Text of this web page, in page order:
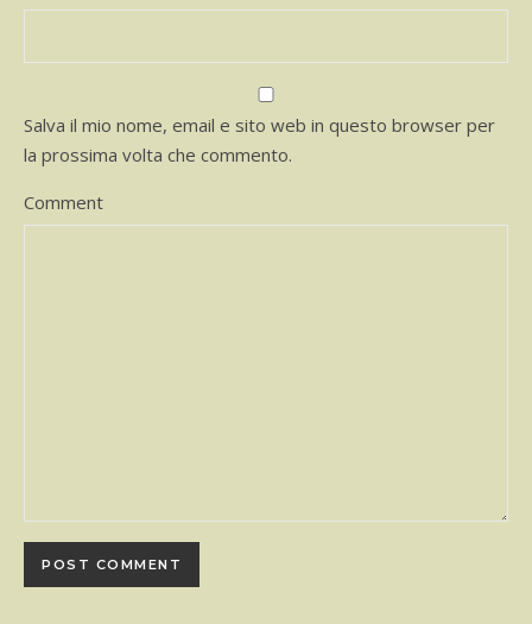
Salva il mio nome, email e sito web in questo browser per
la prossima volta che commento.
Comment